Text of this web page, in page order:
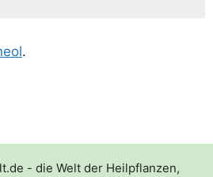
.
- die Welt der Heilpflanzen,